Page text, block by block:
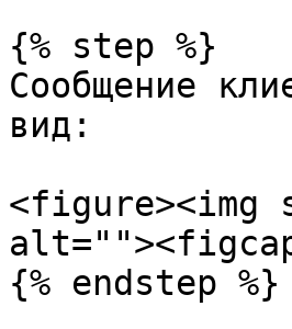
{% step %}
Сообщение
вид:
<figure><img
{% endstep %}